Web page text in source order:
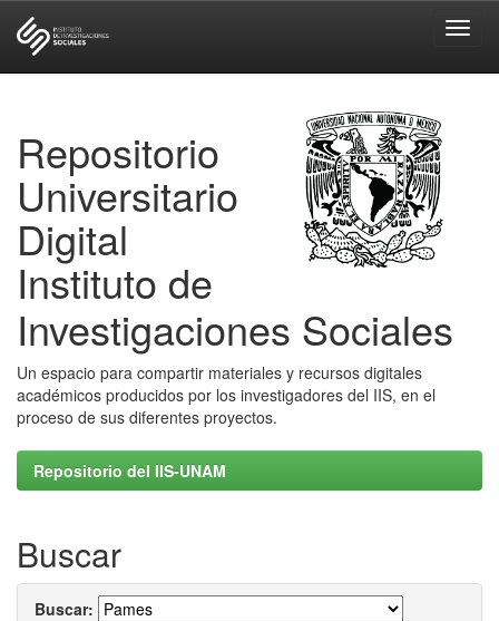
Repositorio
Universitario
Digital
Instituto de
Investigaciones Sociales
Un espacio para compartir materiales y recursos digitales
académicos producidos por los investigadores del IIS, en el
proceso de sus diferentes proyectos.
Repositorio del IIS-UNAM
Buscar
Buscar: